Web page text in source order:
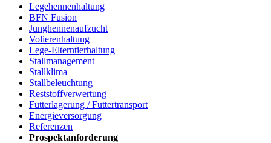
Legehennenhaltung
BFN Fusion
Junghennenaufzucht
Volierenhaltung
Lege-Elterntierhaltung
Stallmanagement
Stallklima
Stallbeleuchtung
Reststoffverwertung
Futterlagerung / Futtertransport
Energieversorgung
Referenzen
Prospektanforderung